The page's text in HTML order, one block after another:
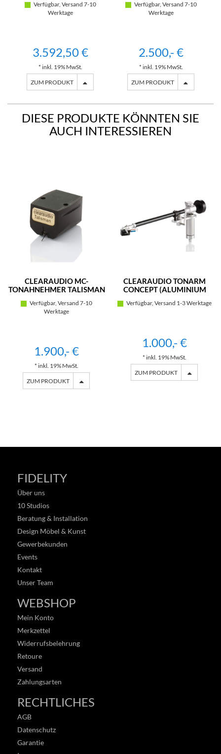
(SCHWARZ)
Verfügbar, Versand 7-10
Werktage
3.592,50 €
* inkl. 19% MwSt.
ZUM PRODUKT
(SCHWARZ)
Verfügbar, Versand 7-10
Werktage
2.500,- €
* inkl. 19% MwSt.
ZUM PRODUKT
DIESE PRODUKTE KÖNNTEN SIE
AUCH INTERESSIEREN
CLEARAUDIO MC-
TONAHNEHMER TALISMAN
Verfügbar, Versand 7-10
Werktage
1.900,- €
* inkl. 19% MwSt.
ZUM PRODUKT
CLEARAUDIO TONARM
CONCEPT (ALUMINIUM
Verfügbar, Versand 1-3 Werktage
1.000,- €
* inkl. 19% MwSt.
ZUM PRODUKT
FIDELITY
Über uns
10 Studios
Beratung & Installation
Design Möbel & Kunst
Gewerbekunden
Events
Kontakt
Unser Team
WEBSHOP
Mein Konto
Merkzettel
Widerrufsbelehrung
Retoure
Versand
Zahlungsarten
RECHTLICHES
AGB
Datenschutz
Garantie